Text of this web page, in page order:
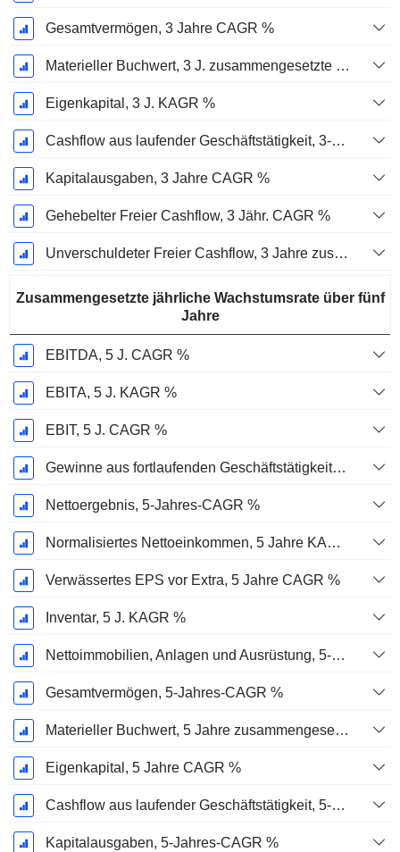
Gesamtvermögen, 3 Jahre CAGR %
Materieller Buchwert, 3 J. zusammengesetzte jährliche Wachstumsrate %
Eigenkapital, 3 J. KAGR %
Cashflow aus laufender Geschäftstätigkeit, 3-Jahres-CAGR %
Kapitalausgaben, 3 Jahre CAGR %
Gehebelter Freier Cashflow, 3 Jähr. CAGR %
Unverschuldeter Freier Cashflow, 3 Jahre zusammengesetzte jährliche Wachstumsrate %
Zusammengesetzte jährliche Wachstumsrate über fünf
Jahre
EBITDA, 5 J. CAGR %
EBITA, 5 J. KAGR %
EBIT, 5 J. CAGR %
Gewinne aus fortlaufenden Geschäftstätigkeiten, 5-Jahres-CAGR %
Nettoergebnis, 5-Jahres-CAGR %
Normalisiertes Nettoeinkommen, 5 Jahre KAGR %
Verwässertes EPS vor Extra, 5 Jahre CAGR %
Inventar, 5 J. KAGR %
Nettoimmobilien, Anlagen und Ausrüstung, 5-Jahres-CAGR %
Gesamtvermögen, 5-Jahres-CAGR %
Materieller Buchwert, 5 Jahre zusammengesetzte jährliche Wachstumsrate %
Eigenkapital, 5 Jahre CAGR %
Cashflow aus laufender Geschäftstätigkeit, 5-Jahres-CAGR %
Kapitalausgaben, 5-Jahres-CAGR %